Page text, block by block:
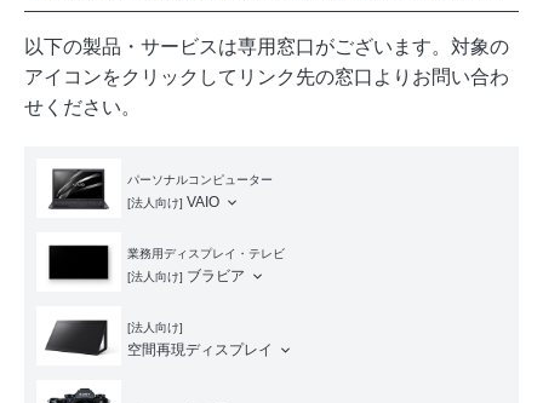
以下の製品・サービスは専用窓口がございます。対象の
アイコンをクリックしてリンク先の窓口よりお問い合わ
せください。
パーソナルコンピューター
[法人向け] VAIO
業務用ディスプレイ・テレビ
[法人向け] ブラビア
[法人向け]
空間再現ディスプレイ